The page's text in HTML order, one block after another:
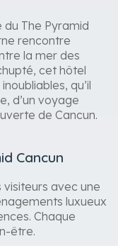
The Pyramid
rencontre
la mer des
cet hôtel
qu’il
d’un voyage
de Cancun.
Cancun
visiteurs avec une
luxueux
Chaque
être.